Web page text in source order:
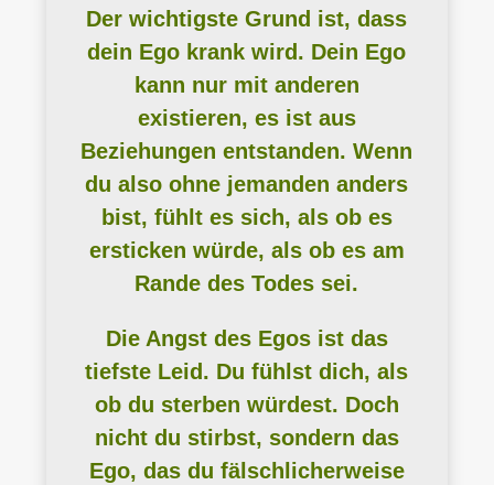
Der wichtigste Grund ist, dass
dein Ego krank wird. Dein Ego
kann nur mit anderen
existieren, es ist aus
Beziehungen entstanden. Wenn
du also ohne jemanden anders
bist, fühlt es sich, als ob es
ersticken würde, als ob es am
Rande des Todes sei.
Die Angst des Egos ist das
tiefste Leid. Du fühlst dich, als
ob du sterben würdest. Doch
nicht du stirbst, sondern das
Ego, das du fälschlicherweise